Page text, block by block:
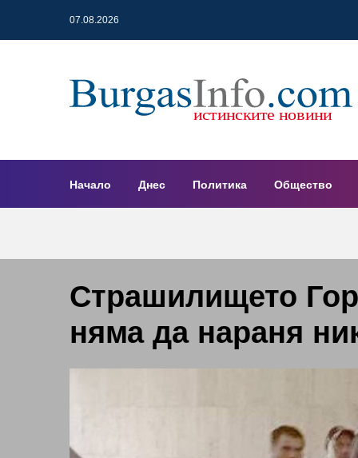
07.08.2026
Начало Днес Политика Общество
Страшилището
няма да нараня